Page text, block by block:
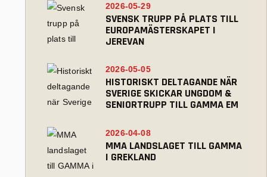
SVENSK TRUPP PÅ PLATS TILL
EUROPAMÄSTERSKAPET I
JEREVAN
2026-05-29
HISTORISKT DELTAGANDE NÄR
SVERIGE SKICKAR UNGDOM &
SENIORTRUPP TILL GAMMA EM
2026-05-05
MMA LANDSLAGET TILL GAMMA
I GREKLAND
2026-04-08